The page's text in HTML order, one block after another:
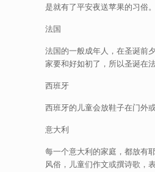
是就有了平安夜送苹果的习俗
法国
法国的一般成年人，在圣诞前
家要和好如初了，所以圣诞在
西班牙
西班牙的儿童会放鞋子在门外
意大利
每一个意大利的家庭，都放有
风俗，儿童们作文或撰诗歌，